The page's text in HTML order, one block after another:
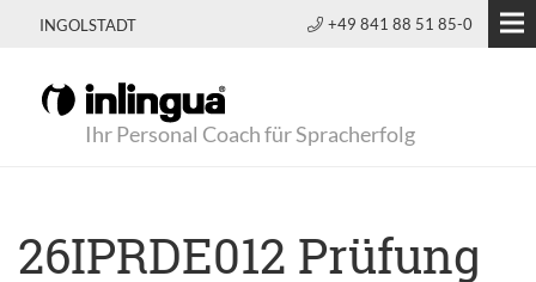
INGOLSTADT +49 841 88 51 85-0
Ihr Personal Coach für Spracherfolg
26IPRDE012 Prüfung